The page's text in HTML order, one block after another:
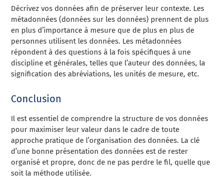
Décrivez vos données afin de préserver leur contexte. Les
métadonnées (données sur les données) prennent de plus
en plus d’importance à mesure que de plus en plus de
personnes utilisent les données. Les métadonnées
répondent à des questions à la fois spécifiques à une
discipline et générales, telles que l’auteur des données, la
signification des abréviations, les unités de mesure, etc.
Conclusion
Il est essentiel de comprendre la structure de vos données
pour maximiser leur valeur dans le cadre de toute
approche pratique de l’organisation des données. La clé
d’une bonne présentation des données est de rester
organisé et propre, donc de ne pas perdre le fil, quelle que
soit la méthode utilisée.